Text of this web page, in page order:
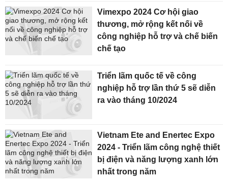
Vimexpo 2024 Cơ hội giao
thương, mở rộng kết nối về
công nghiệp hỗ trợ và chế biến
chế tạo
Triển lãm quốc tế về công
nghiệp hỗ trợ lần thứ 5 sẽ diễn
ra vào tháng 10/2024
Vietnam Ete and Enertec Expo
2024 - Triển lãm công nghệ thiết
bị điện và năng lượng xanh lớn
nhất trong năm